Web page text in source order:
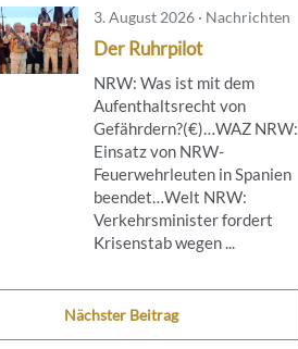
3. August 2026 · Nachrichten
Der Ruhrpilot
NRW: Was ist mit dem
Aufenthaltsrecht von
Gefährdern?(€)…WAZ NRW:
Einsatz von NRW-
Feuerwehrleuten in Spanien
beendet…Welt NRW:
Verkehrsminister fordert
Krisenstab wegen ...
Nächster Beitrag